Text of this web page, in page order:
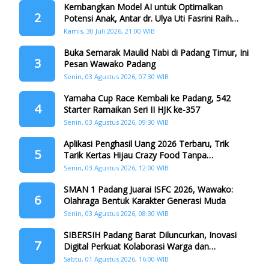
2
Kembangkan Model AI untuk Optimalkan
Potensi Anak, Antar dr. Ulya Uti Fasrini Raih
Gelar Doktor
Kamis, 30 Juli 2026, 21:00 WIB
3
Buka Semarak Maulid Nabi di Padang Timur, Ini
Pesan Wawako Padang
Senin, 03 Agustus 2026, 07:30 WIB
4
Yamaha Cup Race Kembali ke Padang, 542
Starter Ramaikan Seri II HJK ke-357
Senin, 03 Agustus 2026, 09:30 WIB
5
Aplikasi Penghasil Uang 2026 Terbaru, Trik
Tarik Kertas Hijau Crazy Food Tanpa
Penggandaan
Senin, 03 Agustus 2026, 12:00 WIB
6
SMAN 1 Padang Juarai ISFC 2026, Wawako:
Olahraga Bentuk Karakter Generasi Muda
Senin, 03 Agustus 2026, 08:30 WIB
7
SIBERSIH Padang Barat Diluncurkan, Inovasi
Digital Perkuat Kolaborasi Warga dan
Pemerintah Atasi Persampahan
Sabtu, 01 Agustus 2026, 16:00 WIB